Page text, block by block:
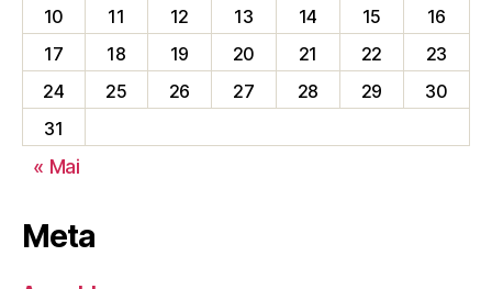
10
11 12 13 14 15
16
17
18 19 20 21 22
23
24
25 26 27 28 29
30
31
« Mai
Meta